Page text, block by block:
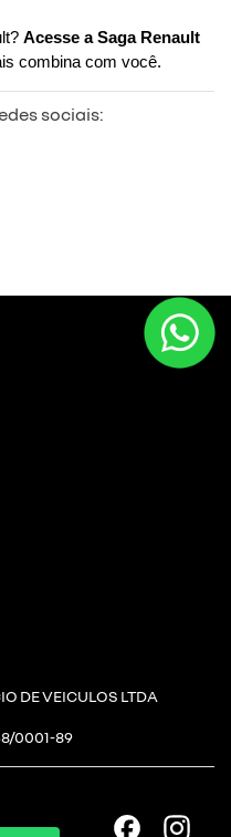
Acesse a Saga Renault
combina com você.
sociais:
DE VEICULOS LTDA
0001-89